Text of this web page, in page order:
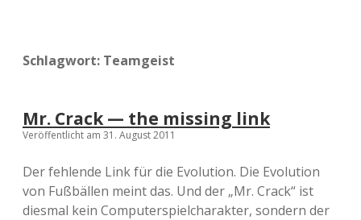
Schlagwort: Teamgeist
Mr. Crack — the missing link
Veröffentlicht am 31. August 2011
Der fehlende Link für die Evolution. Die Evolution
von Fußbällen meint das. Und der „Mr. Crack“ ist
diesmal kein Computerspielcharakter, sondern der